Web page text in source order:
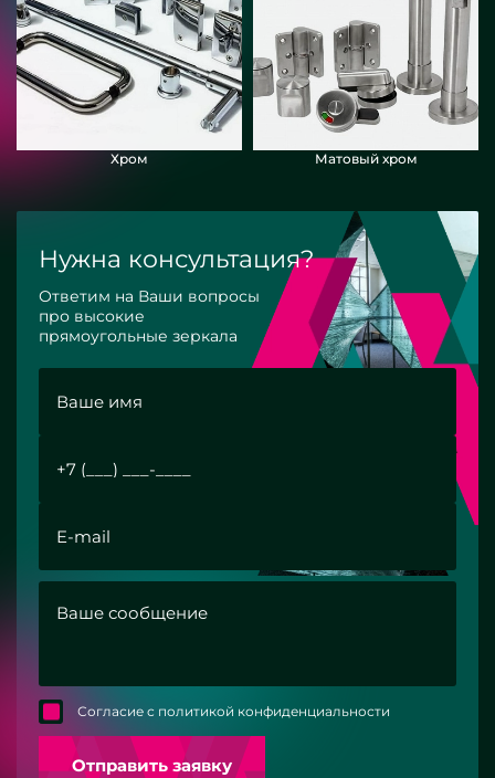
Хром Матовый хром
Нужна консультация?
Ответим на Ваши вопросы
про высокие
прямоугольные зеркала
Согласие с политикой конфиденциальности
Отправить заявку